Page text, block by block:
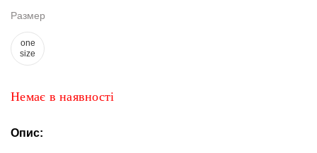
брюки
Топи
та
боді
Спідня
Размер
one
size
Немає в наявності
Опис: